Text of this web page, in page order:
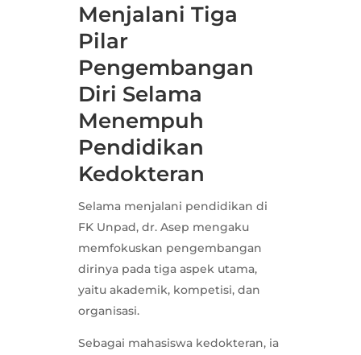
Menjalani Tiga
Pilar
Pengembangan
Diri Selama
Menempuh
Pendidikan
Kedokteran
Selama menjalani pendidikan di
FK Unpad, dr. Asep mengaku
memfokuskan pengembangan
dirinya pada tiga aspek utama,
yaitu akademik, kompetisi, dan
organisasi.
Sebagai mahasiswa kedokteran, ia